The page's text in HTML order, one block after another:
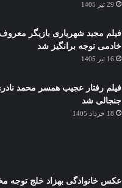
29 تیر 1405
فیلم مجید شهریاری بازیگر
خادمی توجه برانگیز شد
16 تیر 1405
فیلم رفتار عجیب همسر محمد
جنجالی شد
18 خرداد 1405
عکس خانوادگی بهزاد خلج توجه